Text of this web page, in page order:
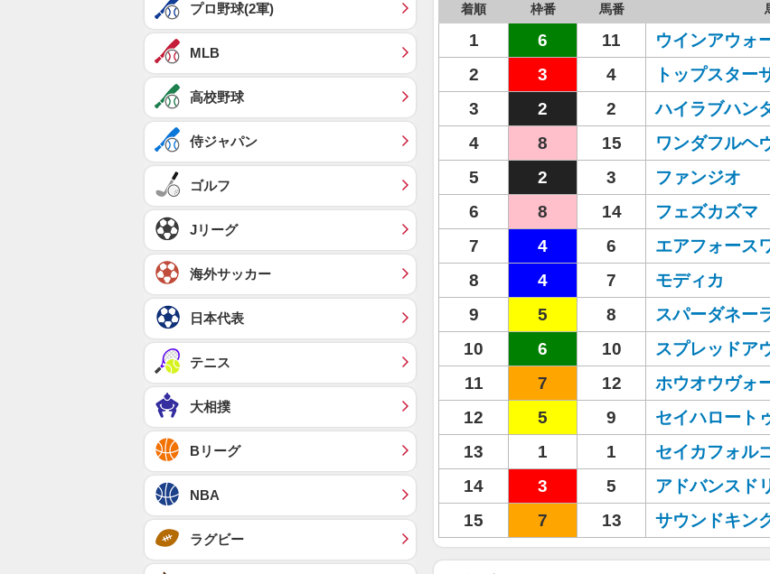
着順 枠番 馬番
1 6 11 ウインアウォ
2
3 4 トップスター
3
2 2 ハイラブハン
4
8 15 ワンダフルヘ
5
2 3 ファン
6
8 14 フェズカ
7
4 6 エアフォース
8
4 7 モディ
9
5 8 スパーダネ
10
6 10 スプレッドア
11
7 12 ホウオウヴォ
12
5 9 セイハロート
13
1 1 セイカフォル
14
3 5 アドバンスド
15
7 13 サウンドキン
プロ野球(2軍)
MLB
高校野球
侍ジャパン
ゴルフ
Jリーグ
海外サッカー
日本代表
テニス
大相撲
Bリーグ
NBA
ラグビー